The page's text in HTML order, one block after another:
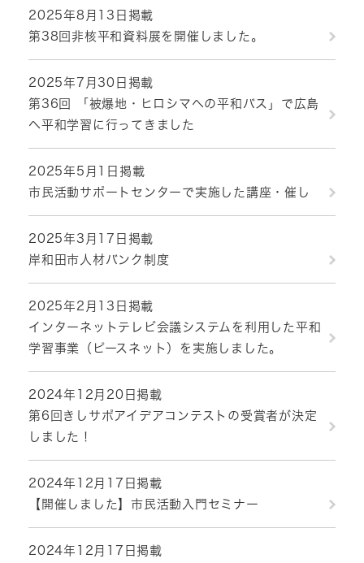
2025年8月13日掲載
第38回非核平和資料展を開催しました。
2025年7月30日掲載
第36回 「被爆地・ヒロシマへの平和バス」で広島
へ平和学習に行ってきました
2025年5月1日掲載
市民活動サポートセンターで実施した講座・催し
2025年3月17日掲載
岸和田市人材バンク制度
2025年2月13日掲載
インターネットテレビ会議システムを利用した平和
学習事業（ピースネット）を実施しました。
2024年12月20日掲載
第6回きしサポアイデアコンテストの受賞者が決定
しました！
2024年12月17日掲載
【開催しました】市民活動入門セミナー
2024年12月17日掲載